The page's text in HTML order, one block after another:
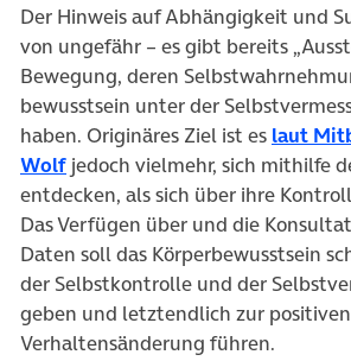
Der Hinweis auf Abhängigkeit und
von ungefähr – es gibt bereits
Bewegung, deren
bewusstsein unter der
haben. Originäres Ziel ist es laut
Wolf jedoch vielmehr, sich mithilfe
entdecken, als sich über ihre
Das Verfügen über und die
Daten soll das Körperbewusstsein
der Selbstkontrolle und der
geben und letztendlich zur positiven
Verhaltensänderung führen.